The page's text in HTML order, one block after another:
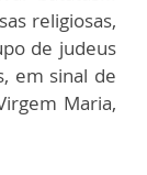
religiosas,
de judeus
em sinal de
Maria,